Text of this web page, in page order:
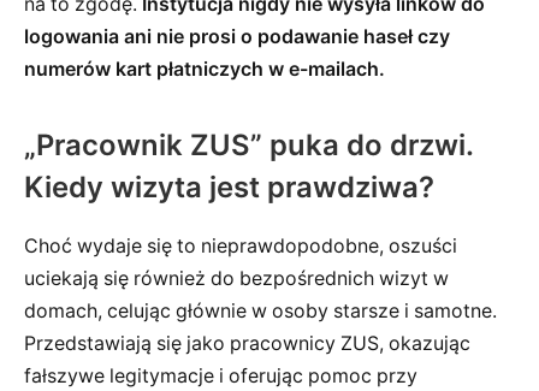
logowania ani nie prosi o podawanie haseł czy
numerów kart płatniczych w e-mailach.
„Pracownik ZUS” puka do drzwi.
Kiedy wizyta jest prawdziwa?
Choć wydaje się to nieprawdopodobne, oszuści
uciekają się również do bezpośrednich wizyt w
domach, celując głównie w osoby starsze i samotne.
Przedstawiają się jako pracownicy ZUS, okazując
fałszywe legitymacje i oferując pomoc przy